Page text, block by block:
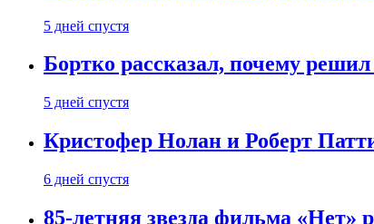
5 дней спустя
Бортко рассказал, почему
5 дней спустя
Кристофер Нолан и Роберт
6 дней спустя
85-летняя звезда фильма «Нет»